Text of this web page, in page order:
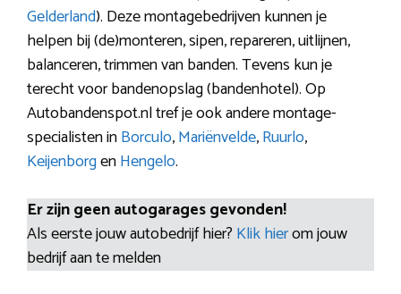
Gelderland). Deze montagebedrijven kunnen je
helpen bij (de)monteren, sipen, repareren, uitlijnen,
balanceren, trimmen van banden. Tevens kun je
terecht voor bandenopslag (bandenhotel). Op
Autobandenspot.nl tref je ook andere montage-
specialisten inBorculo,Mariënvelde,Ruurlo,
KeijenborgenHengelo.
Er zijn geen autogarages gevonden!
Als eerste jouw autobedrijf hier? Klik hierom jouw
bedrijf aan te melden